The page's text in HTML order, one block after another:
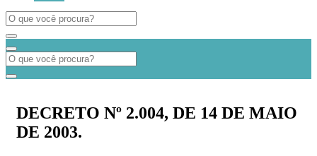
DECRETO Nº 2.004, DE 14 DE MAIO
DE 2003.